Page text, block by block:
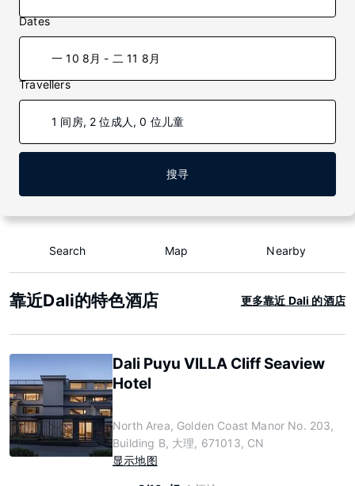
Dates
一 10 8月 - 二 11 8月
Travellers
1 间房, 2 位成人, 0 位儿童
搜寻
Search Map Nearby
靠近Dali的特色酒店 更多靠近 Dali 的酒店
Dali Puyu VILLA Cliff Seaview
Hotel
North Area, Golden Coast Manor No. 203,
Building B, 大理, 671013, CN
显示地图